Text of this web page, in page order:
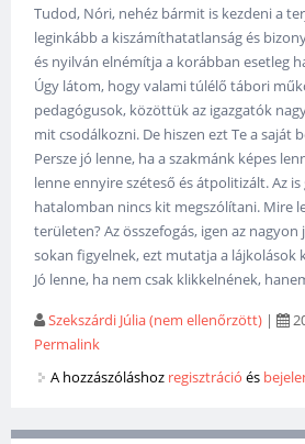
Tudod, Nóri, nehéz bármit is kezdeni a
leginkább a kiszámíthatatlanság és
és nyilván elnémítja a korábban esetleg
Úgy látom, hogy valami túlélő tábori
pedagógusok, közöttük az igazgatók
mit csodálkozni. De hiszen ezt Te a saját
Persze jó lenne, ha a szakmánk képes
lenne ennyire széteső és átpolitizált. Az
hatalomban nincs kit megszólítani. Mire
területen? Az összefogás, igen az nagyon
sokan figyelnek, ezt mutatja a lájkolások
Jó lenne, ha nem csak klikkelnének,
Szekszárdi Júlia (nem ellenőrzött) |
Permalink
A hozzászóláshoz regisztráció és